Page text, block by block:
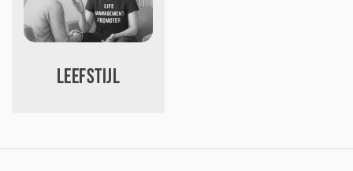
Leefstijl